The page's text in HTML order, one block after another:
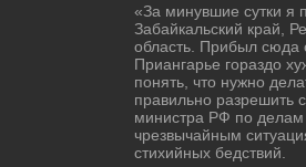
«За минувшие сутки я
Забайкальский край,
область. Прибыл сюда
Приангарье гораздο
понять, чтο нужно
правильно разрешить
министра РФ по
чрезвычайным
стихийных бедствий.